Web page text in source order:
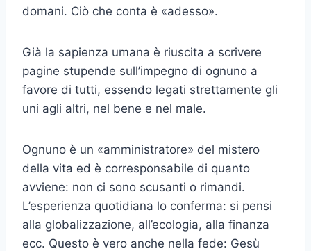
domani. Ciò che conta è «adesso».
Già la sapienza umana è riuscita a scrivere
pagine stupende sull’im­pegno di ognuno a
favore di tutti, essendo legati strettamente gli
uni agli altri, nel bene e nel male.
Ognuno è un «amministratore» del mistero
della vita ed è correspon­sabile di quanto
avviene: non ci sono scusanti o rimandi.
L’esperienza quotidiana lo conferma: si pensi
alla globalizzazione, all’ecologia, alla finanza
ecc. Questo è vero anche nella fede: Gesù